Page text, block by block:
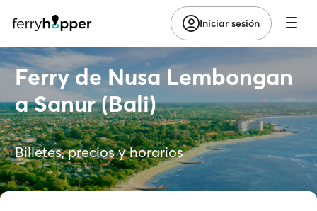
Iniciar sesión
Ferry de Nusa Lembongan
a Sanur (Bali)
Billetes, precios y horarios